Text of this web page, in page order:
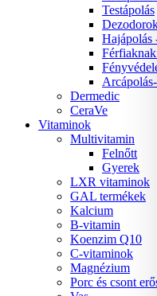
Testápolás
Hajápolás
Férfiaknak
Dermedic
CeraVe
Vitaminok
Multivitamin
Felnőtt
Gyerek
LXR vitaminok
GAL termékek
Kalcium
B-vitamin
Koenzim Q10
C-vitaminok
Magnézium
Porc és csont